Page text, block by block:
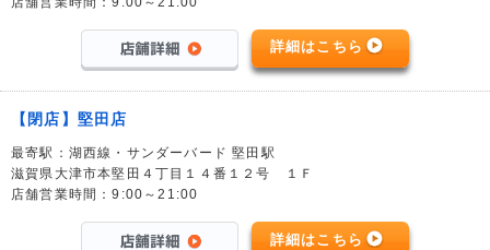
詳細はこちら
【閉店】堅田店
最寄駅：湖西線・サンダーバード 堅田駅
滋賀県大津市本堅田４丁目１４番１２号 １Ｆ
店舗営業時間：9:00～21:00
詳細はこちら